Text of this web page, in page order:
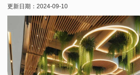
更新日期： 2024-09-10